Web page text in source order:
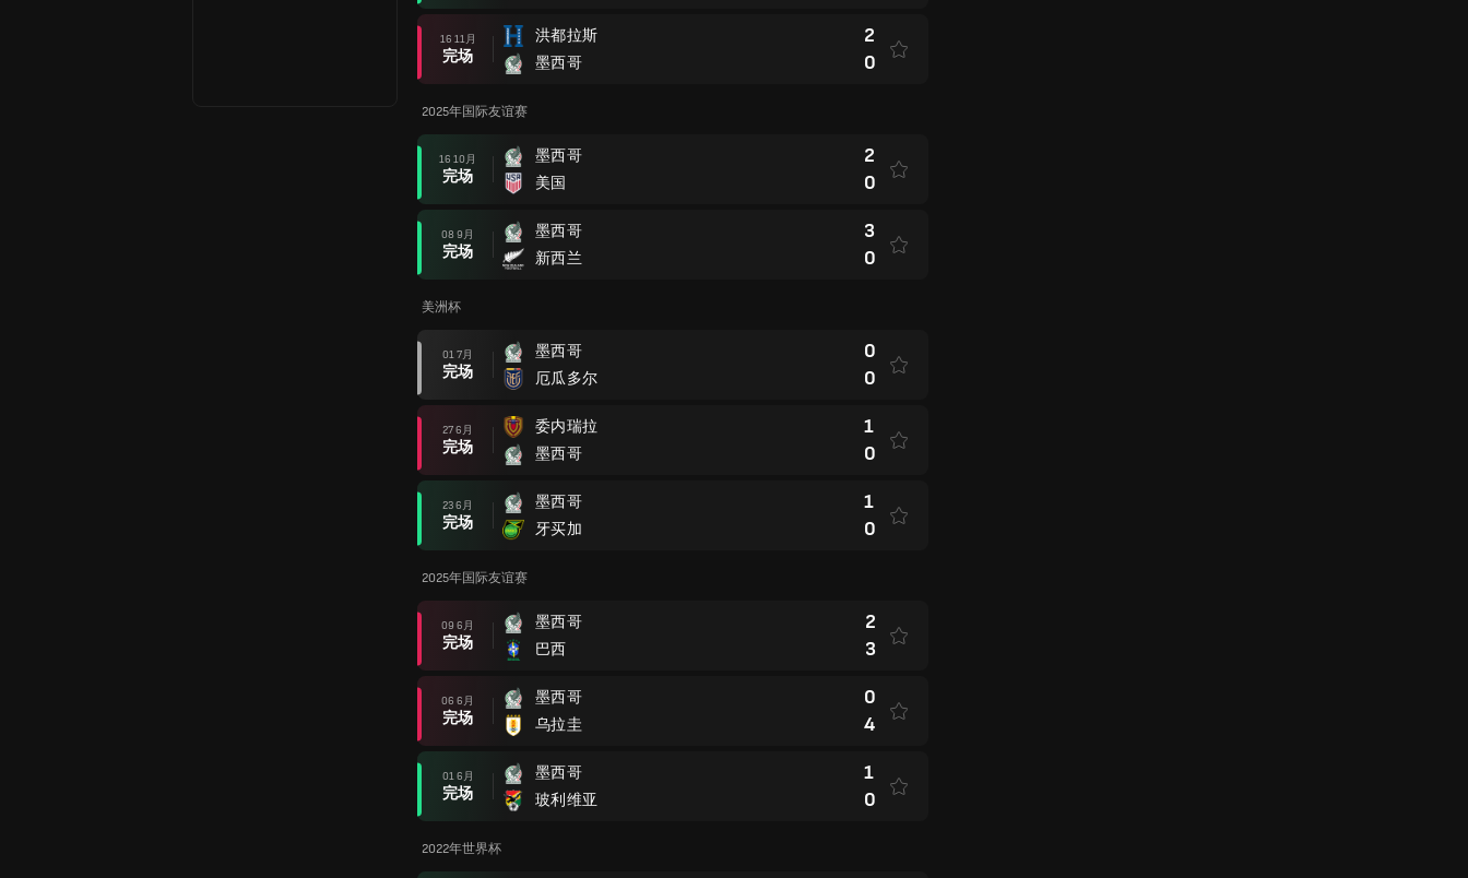
16 11月
完场
洪都拉斯
墨西哥
2
0
2025年国际友谊赛
16 10月
完场
墨西哥
美国
2
0
08 9月
完场
墨西哥
新西兰
3
0
美洲杯
01 7月
完场
墨西哥
厄瓜多尔
0
0
27 6月
完场
委内瑞拉
墨西哥
1
0
23 6月
完场
墨西哥
牙买加
1
0
2025年国际友谊赛
09 6月
完场
墨西哥
巴西
2
3
06 6月
完场
墨西哥
乌拉圭
0
4
01 6月
完场
墨西哥
玻利维亚
1
0
2022年世界杯